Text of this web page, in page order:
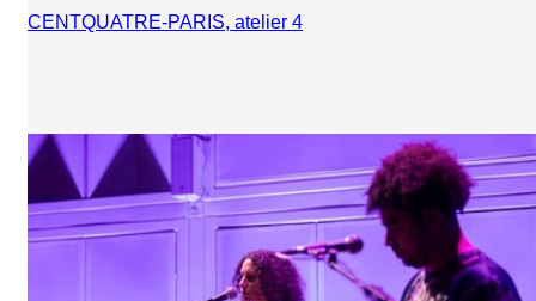
CENTQUATRE-PARIS, atelier 4